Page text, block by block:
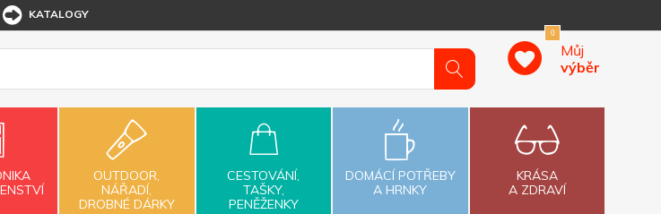
KATALOGY
0
Můj
výběr
OUTDOOR,
NÁŘADÍ,
DROBNÉ DÁRKY
CESTOVÁNÍ,
TAŠKY,
PENĚŽENKY
DOMÁCÍ POTŘEBY
A HRNKY
KRÁSA
A ZDRAVÍ